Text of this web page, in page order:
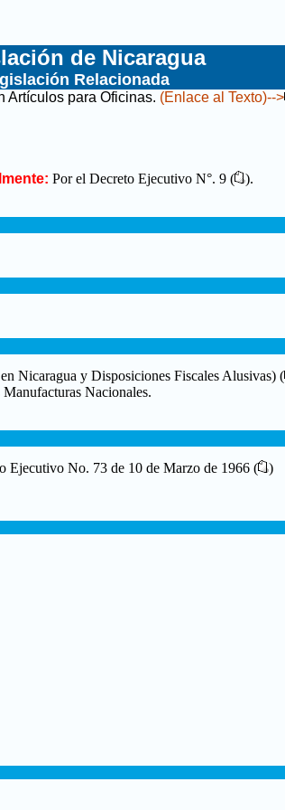
de Nicaragua
Relacionada
Artículos para Oficinas. (Enlace al Texto)-->
Por el Decreto Ejecutivo N°. 9 ( ).
Nicaragua y Disposiciones Fiscales Alusivas) (
Nacionales.
Ejecutivo No. 73 de 10 de Marzo de 1966 ( )